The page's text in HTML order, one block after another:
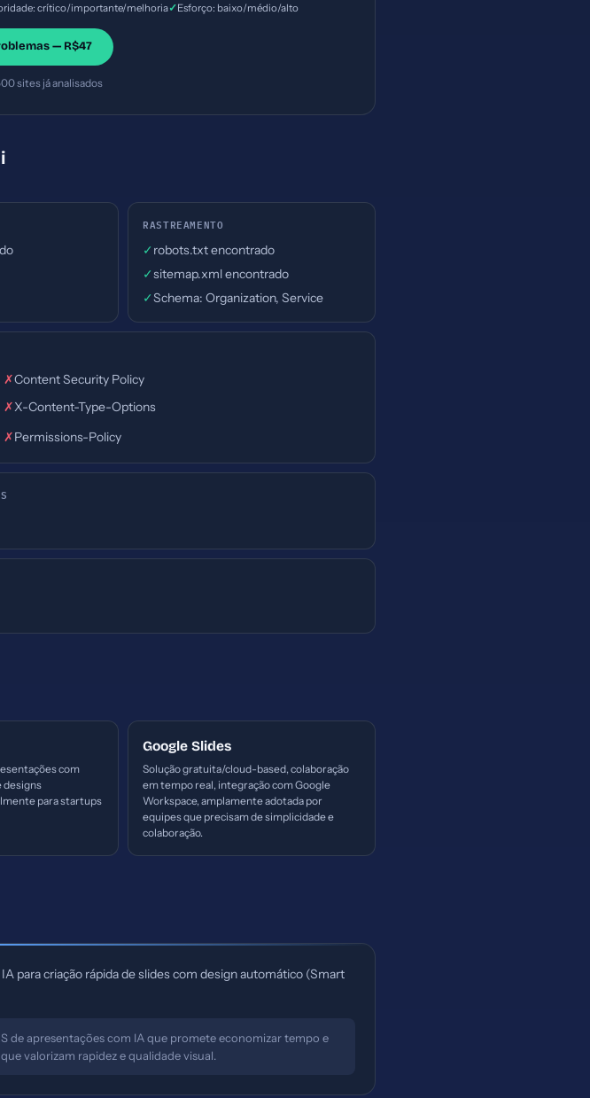
crítico/importante/melhoria✓Esforço: baixo/médio/alto
— R$47
sites já analisados
RASTREAMENTO
✓ robots.txt encontrado
✓sitemap.xml encontrado
✓Schema: Organization, Service
✗Content Security Policy
✗X-Content-Type-Options
✗Permissions-Policy
com
designs
para startups
Google Slides
Solução gratuita/cloud-based, colaboração
em tempo real, integração com Google
Workspace, amplamente adotada por
equipes que precisam de simplicidade e
colaboração.
para criação rápida de slides com design automático (Smart
de apresentações com IA que promete economizar tempo e
valorizam rapidez e qualidade visual.